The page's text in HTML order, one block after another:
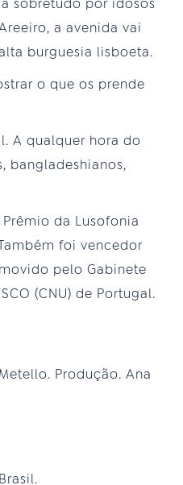
a avenida vai
burguesia lisboeta.
o que os prende
A qualquer hora do
bangladeshianos,
da Lusofonia
foi vencedor
pelo Gabinete
(CNU) de Portugal.
Produção. Ana